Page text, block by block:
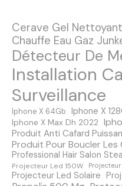
d
e
s
m
e
s
s
Cerave Gel
Chauffe Eau Gaz
Détecteur De
Installation
Surveillance
Iphone X 64Gb Iphone X
Iphone X Max Dh 2022
Produit Anti Cafard
Produit Pour Boucler Les
Professional Hair Salon
Projecteur Led 150W
Projecteur Led Solaire